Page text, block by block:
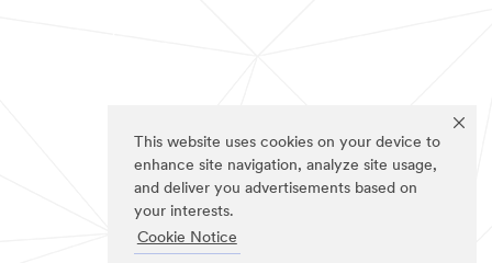
This website uses cookies on your device to
enhance site navigation, analyze site usage,
and deliver you advertisements based on
your interests.
Cookie Notice